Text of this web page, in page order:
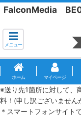
FalconMedia
メニュー
ホーム マイページ
※送り先1箇所に対して、
料！(申し訳ございません
＊スマートフォンサイト